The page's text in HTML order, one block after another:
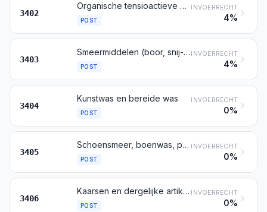
3402
Organische tensioactieve producten (andere dan zeep); tensioactieve bereidingen, wasmiddelen (hulppreparaten voor het wassen daaronder begrepen) en reinigingsmiddelen, ook indien zeep bevattend, andere dan die bedoeld bij post 3401
POST
INVOERRECHT
4%
3403
Smeermiddelen (boor, snij- en draaiolie (koelolie), preparaten voor het losmaken van bouten en moeren, roest- en corrosiewerende preparaten en preparaten voor het insmeren van vormen, op basis van smeermiddelen, daaronder begrepen), alsmede preparaten van de soort gebruikt voor het smouten, vetten of oliën van textiel, van leder, van pelterijen of van andere stoffen, andere dan preparaten bevattende als basisbestanddeel 70 of meer gewichtspercenten aardolie of olie uit bitumineuze mineralen
POST
INVOERRECHT
4%
3404
Kunstwas en bereide was
POST
INVOERRECHT
0%
3405
Schoensmeer, boenwas, poetsmiddelen voor carrosserieën, glas of metaal, schuurpasta's en -poeders en dergelijke preparaten (ook indien in de vorm van papier, van watten, van vilt, van gebonden textielvlies, van kunststof of rubber met celstructuur, geïmpregneerd of bedekt met deze preparaten), andere dan de was bedoeld bij post 3404
POST
INVOERRECHT
0%
3406
Kaarsen en dergelijke artikelen
POST
INVOERRECHT
0%